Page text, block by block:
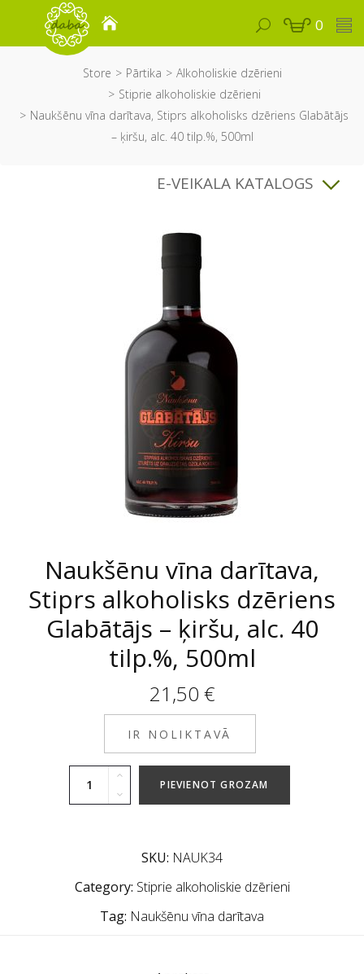
0
Store Pārtika
Alkoholiskie dzērieni
Stiprie alkoholiskie dzērieni
Naukšēnu vīna darītava, Stiprs alkoholisks dzēriens Glabātājs
– ķiršu, alc. 40 tilp.%, 500ml
E-VEIKALA KATALOGS
Naukšēnu vīna darītava,
Stiprs alkoholisks dzēriens
Glabātājs – ķiršu, alc. 40
tilp.%, 500ml
21,50 €
IR NOLIKTAVĀ
PIEVIENOT GROZAM
SKU: NAUK34
Category: Stiprie alkoholiskie dzērieni
Tag: Naukšēnu vīna darītava